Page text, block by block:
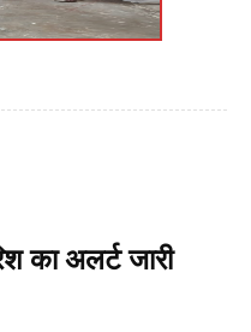
का अलर्ट जारी